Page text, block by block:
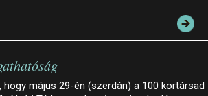
hogy május 29-én (szerdán) a 100 kortársad